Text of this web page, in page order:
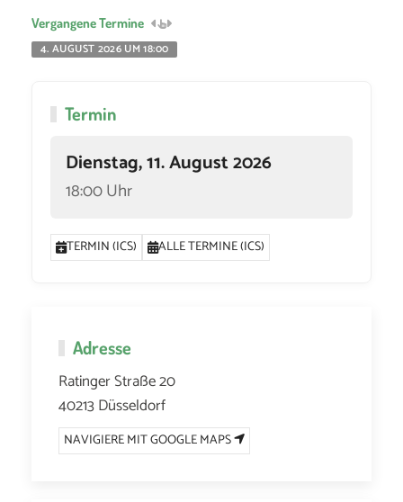
Vergangene Termine
4. AUGUST 2026 UM 18:00
Termin
Dienstag, 11. August 2026
18:00 Uhr
TERMIN (ICS) ALLE TERMINE (ICS)
Adresse
Ratinger Straße 20
40213 Düsseldorf
NAVIGIERE MIT GOOGLE MAPS